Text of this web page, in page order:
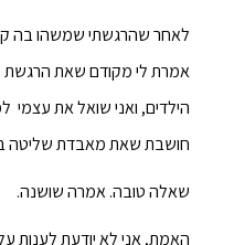
לאחר שהרגשתי שמשהו בה
אמרת לי מקודם שאת
הילדים, ואני שואל את
חושבת שאת מאבדת שליטה
שאלה טובה. אמרה שושנה.
האמת, אני לא יודעת לענות